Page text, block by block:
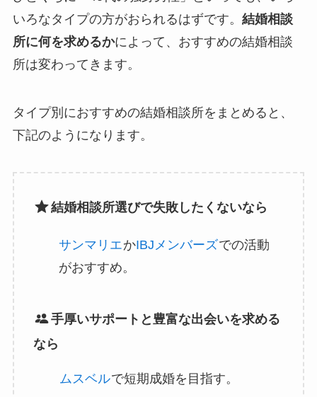
いろなタイプの方がおられるはずです。 結婚相談
所に何を求めるかによって、おすすめの結婚相談
所は変わってきます。
タイプ別におすすめの結婚相談所をまとめると、
下記のようになります。
結婚相談所選びで失敗したくないなら
サンマリエかIBJメンバーズでの活動
がおすすめ。
手厚いサポートと豊富な出会いを求める
なら
ムスベルで短期成婚を目指す。